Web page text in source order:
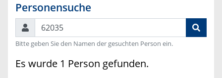
Personensuche
Suchen
Bitte geben Sie den Namen der gesuchten Person ein.
Es wurde 1 Person gefunden.